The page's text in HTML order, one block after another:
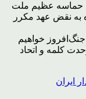
حماسه عظیم ملت
به نقض عهد مکرر
خواهیم
کلمه و اتحاد